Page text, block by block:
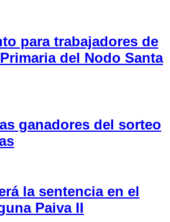
para trabajadores de
del Nodo Santa
ganadores del sorteo
la sentencia en el
Paiva II